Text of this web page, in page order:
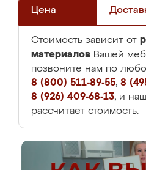
Цена
Стоимость зависит от
материалов Вашей
позвоните нам по
8 (800) 511-89-55, 8
8 (926) 409-68-13, и
рассчитает стоимость.